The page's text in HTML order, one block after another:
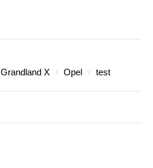
Grandland X Opel test